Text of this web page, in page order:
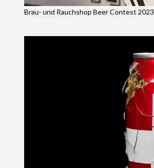
Brau- und Rauchshop Beer Contest 2023